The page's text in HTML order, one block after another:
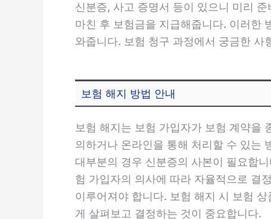
신분증, 사고 증명서 등이 있으니 미리
마친 후 보험금을 지급해줍니다. 이러한
와줍니다. 보험 청구 과정에서 궁금한
보험 해지 방법 안내
보험 해지는 보험 가입자가 보험 계약을
의하거나 온라인을 통해 처리할 수 있는
대부분의 경우 신분증의 사본이 필요합
험 가입자의 의사에 따라 자율적으로 결
이루어져야 합니다. 보험 해지 시 보험
게 살펴보고 결정하는 것이 중요합니다.